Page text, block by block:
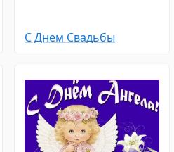
С Днем Свадьбы